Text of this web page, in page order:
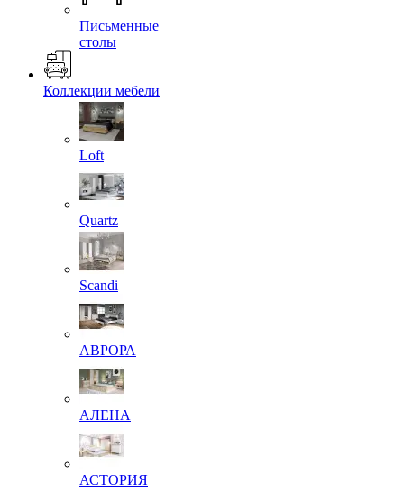
Письменные
столы
Коллекции мебели
Loft
Quartz
Scandi
АВРОРА
АЛЕНА
АСТОРИЯ